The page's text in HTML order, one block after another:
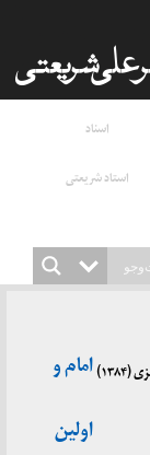
اسناد
استاد شریعتی
امام و
اولین